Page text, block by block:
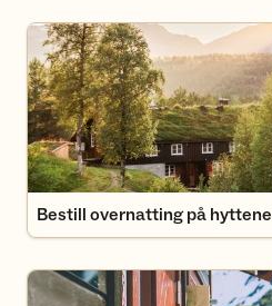
Bestill overnatting på hyttene
Bestill overnatting på hyttene
Bli medlem